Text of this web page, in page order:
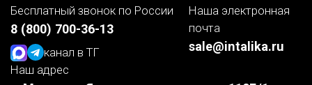
Бесплатный звонок по России
8 (800) 700-36-13
канал в ТГ
Наша электронная
почта
sale@intalika.ru
Наш адрес